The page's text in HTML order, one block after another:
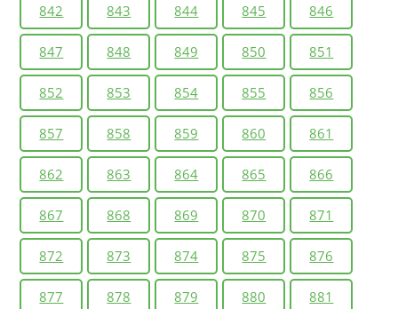
842 843 844 845 846
847 848 849 850 851
852 853 854 855 856
857 858 859 860 861
862 863 864 865 866
867 868 869 870 871
872 873 874 875 876
877 878 879 880 881